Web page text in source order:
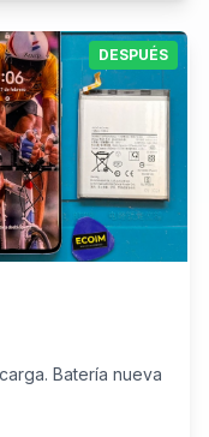
DESPUÉS
Batería nueva